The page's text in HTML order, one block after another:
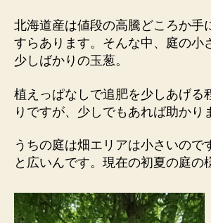
北海道産は値段の高騰どころか手
すらあります。そんな中、庭の小
少しばかりの玉葱。
植えっぱなしで追肥を少しあげる
りですが、少しでもあれば助かり
うちの庭は畑エリアは小さいので
と広いんです。現在の初夏の庭の